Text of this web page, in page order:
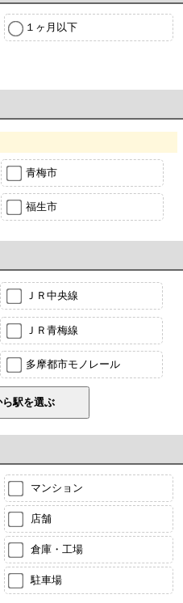
１ヶ月以下
青梅市
福生市
ＪＲ中央線
ＪＲ青梅線
多摩都市モノレール
マンション
店舗
倉庫・工場
駐車場